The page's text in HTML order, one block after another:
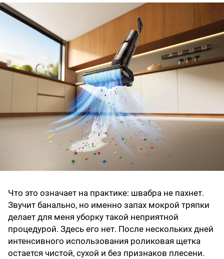
Что это означает на практике: швабра не пахнет.
Звучит банально, но именно запах мокрой тряпки
делает для меня уборку такой неприятной
процедурой. Здесь его нет. После нескольких дней
интенсивного использования роликовая щетка
остается чистой, сухой и без признаков плесени.